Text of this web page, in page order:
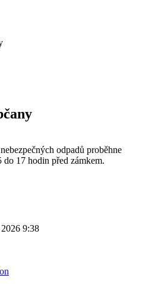
odpadů proběhne
17 hodin před zámkem.
9:38